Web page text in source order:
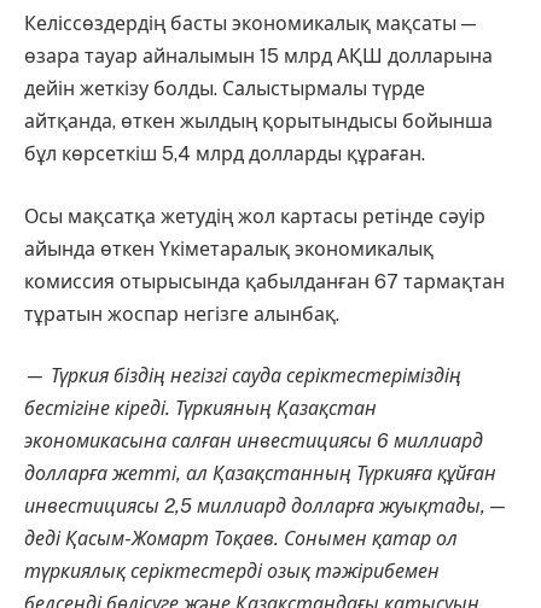
Келіссөздердің басты экономикалық мақсаты —
өзара тауар айналымын 15 млрд АҚШ долларына
дейін жеткізу болды. Салыстырмалы түрде
айтқанда, өткен жылдың қорытындысы бойынша
бұл көрсеткіш 5,4 млрд долларды құраған.
Осы мақсатқа жетудің жол картасы ретінде сәуір
айында өткен Үкіметаралық экономикалық
комиссия отырысында қабылданған 67 тармақтан
тұратын жоспар негізге алынбақ.
— Түркия біздің негізгі сауда серіктестеріміздің
бестігіне кіреді. Түркияның Қазақстан
экономикасына салған инвестициясы 6 миллиард
долларға жетті, ал Қазақстанның Түркияға құйған
инвестициясы 2,5 миллиард долларға жуықтады, —
дедіҚасым-Жомарт Тоқаев. Сонымен қатар ол
түркиялық серіктестерді озық тәжірибемен